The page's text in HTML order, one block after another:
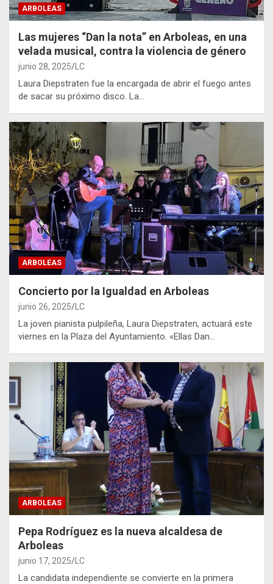
ARBOLEAS
Las mujeres “Dan la nota” en Arboleas, en una
velada musical, contra la violencia de género
junio 28, 2025 LC
Laura Diepstraten fue la encargada de abrir el fuego antes
de sacar su próximo disco. La…
ARBOLEAS
Concierto por la Igualdad en Arboleas
junio 26, 2025 LC
La joven pianista pulpileña, Laura Diepstraten, actuará este
viernes en la Plaza del Ayuntamiento. «Ellas Dan…
ARBOLEAS
Pepa Rodríguez es la nueva alcaldesa de
Arboleas
junio 17, 2025 LC
La candidata independiente se convierte en la primera